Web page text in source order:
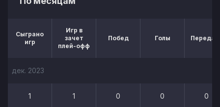
Сыграно
игр
Игр в
зачет
плей-офф
Побед Голы
дек. 2023
1 1 0 0 0